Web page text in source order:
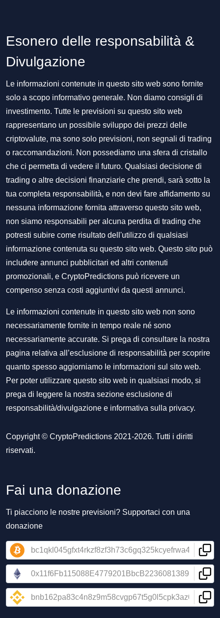
Esonero delle responsabilità &
Divulgazione
Le informazioni contenute in questo sito web sono fornite
solo a scopo informativo generale. Non diamo consigli di
investimento. Tutte le previsioni su questo sito web
rappresentano un possibile sviluppo dei prezzi delle
criptovalute, ma sono solo previsioni, non segnali di trading
o raccomandazioni. Non possediamo una sfera di cristallo
che ci permetta di vedere il futuro. Qualsiasi decisione di
trading o altre decisioni finanziarie che prendi, sarà sotto la
tua completa responsabilità, e non devi fare affidamento su
nessuna informazione fornita attraverso questo sito web,
non siamo responsabili per alcuna perdita di trading che
potresti subire come risultato dell'utilizzo di qualsiasi
informazione contenuta su questo sito web. Questo sito può
includere annunci pubblicitari ed altri contenuti
promozionali, e CryptoPredictions può ricevere un
compenso senza costi aggiuntivi da questi annunci.
Le informazioni contenute in questo sito web non sono
necessariamente fornite in tempo reale né sono
necessariamente accurate. Si prega di consultare la nostra
pagina relativa all’esclusione di responsabilità per scoprire
quanto spesso aggiorniamo le informazioni sul sito web.
Per poter utilizzare questo sito web in qualsiasi modo, si
prega di leggere la nostra sezione esclusione di
responsabilità/divulgazione e informativa sulla privacy.
Copyright © CryptoPredictions 2021-2026. Tutti i diritti
riservati.
Fai una donazione
Ti piacciono le nostre previsioni? Supportaci con una
donazione